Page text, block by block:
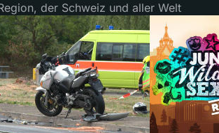
der Schweiz und aller Welt